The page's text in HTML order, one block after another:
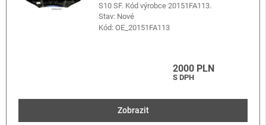
S10 SF. Kód výrobce 20151FA113.
Stav: Nové
Kód:OE_20151FA113
2000 PLN
S DPH
Zobrazit